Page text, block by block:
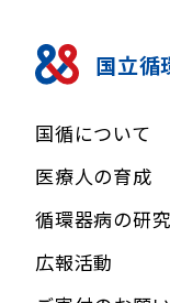
国立循
国循について
医療人の育成
循環器病の研
広報活動